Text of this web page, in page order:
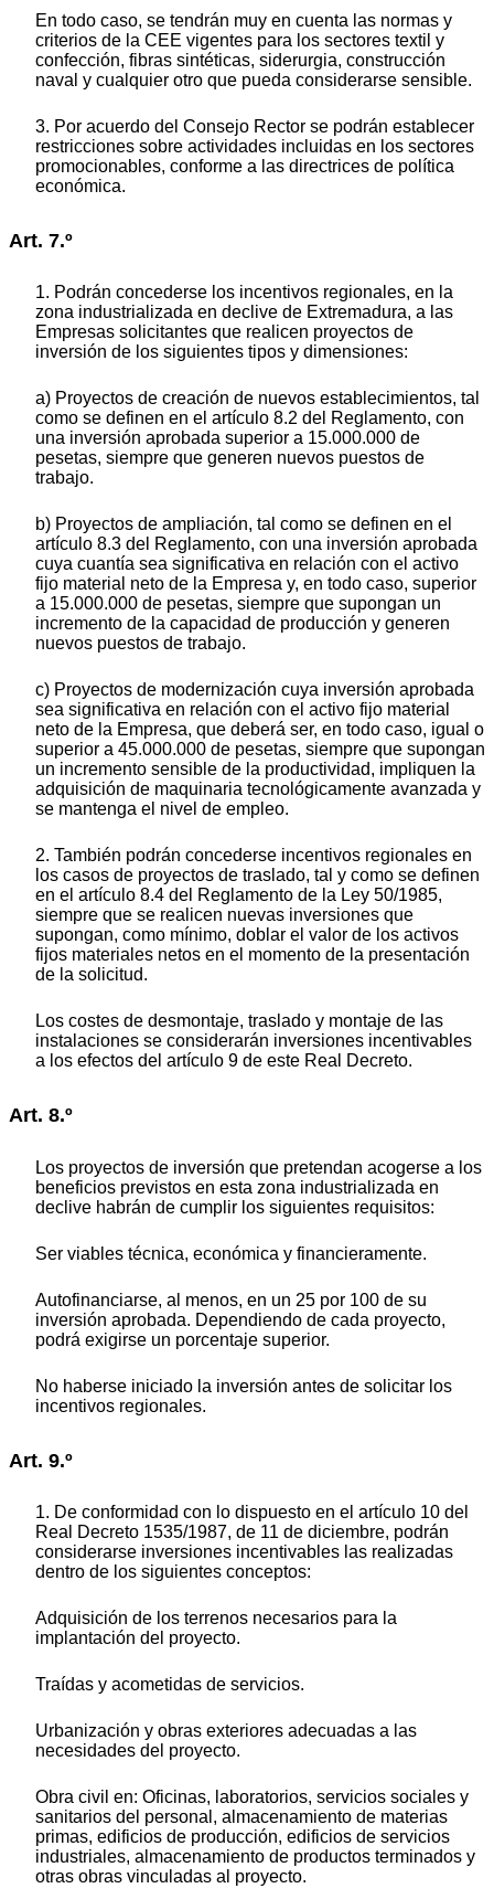
En todo caso, se tendrán muy en cuenta las normas y
criterios de la CEE vigentes para los sectores textil y
confección, fibras sintéticas, siderurgia, construcción
naval y cualquier otro que pueda considerarse sensible.
3. Por acuerdo del Consejo Rector se podrán establecer
restricciones sobre actividades incluidas en los sectores
promocionables, conforme a las directrices de política
económica.
Art. 7.º
1. Podrán concederse los incentivos regionales, en la
zona industrializada en declive de Extremadura, a las
Empresas solicitantes que realicen proyectos de
inversión de los siguientes tipos y dimensiones:
a) Proyectos de creación de nuevos establecimientos, tal
como se definen en el artículo 8.2 del Reglamento, con
una inversión aprobada superior a 15.000.000 de
pesetas, siempre que generen nuevos puestos de
trabajo.
b) Proyectos de ampliación, tal como se definen en el
artículo 8.3 del Reglamento, con una inversión aprobada
cuya cuantía sea significativa en relación con el activo
fijo material neto de la Empresa y, en todo caso, superior
a 15.000.000 de pesetas, siempre que supongan un
incremento de la capacidad de producción y generen
nuevos puestos de trabajo.
c) Proyectos de modernización cuya inversión aprobada
sea significativa en relación con el activo fijo material
neto de la Empresa, que deberá ser, en todo caso, igual o
superior a 45.000.000 de pesetas, siempre que supongan
un incremento sensible de la productividad, impliquen la
adquisición de maquinaria tecnológicamente avanzada y
se mantenga el nivel de empleo.
2. También podrán concederse incentivos regionales en
los casos de proyectos de traslado, tal y como se definen
en el artículo 8.4 del Reglamento de la Ley 50/1985,
siempre que se realicen nuevas inversiones que
supongan, como mínimo, doblar el valor de los activos
fijos materiales netos en el momento de la presentación
de la solicitud.
Los costes de desmontaje, traslado y montaje de las
instalaciones se considerarán inversiones incentivables
a los efectos del artículo 9 de este Real Decreto.
Art. 8.º
Los proyectos de inversión que pretendan acogerse a los
beneficios previstos en esta zona industrializada en
declive habrán de cumplir los siguientes requisitos:
Ser viables técnica, económica y financieramente.
Autofinanciarse, al menos, en un 25 por 100 de su
inversión aprobada. Dependiendo de cada proyecto,
podrá exigirse un porcentaje superior.
No haberse iniciado la inversión antes de solicitar los
incentivos regionales.
Art. 9.º
1. De conformidad con lo dispuesto en el artículo 10 del
Real Decreto 1535/1987, de 11 de diciembre, podrán
considerarse inversiones incentivables las realizadas
dentro de los siguientes conceptos:
Adquisición de los terrenos necesarios para la
implantación del proyecto.
Traídas y acometidas de servicios.
Urbanización y obras exteriores adecuadas a las
necesidades del proyecto.
Obra civil en: Oficinas, laboratorios, servicios sociales y
sanitarios del personal, almacenamiento de materias
primas, edificios de producción, edificios de servicios
industriales, almacenamiento de productos terminados y
otras obras vinculadas al proyecto.